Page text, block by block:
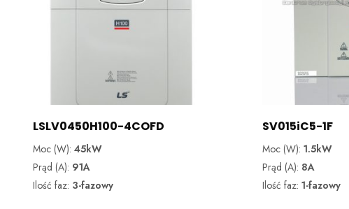
LSLV0450H100-4COFD
Moc (W): 45kW
Prąd (A): 91A
Ilość faz: 3-fazowy
SV015iC5-1F
Moc (W):1.5kW
Prąd (A): 8A
Ilość faz:1-fazowy